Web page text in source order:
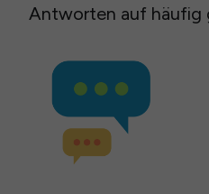
Antworten auf häufig